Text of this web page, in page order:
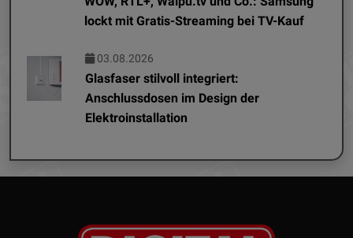
lockt mit Gratis-Streaming bei TV-Kauf
03.08.2026
Glasfaser stilvoll integriert:
Anschlussdosen im Design der
Elektroinstallation